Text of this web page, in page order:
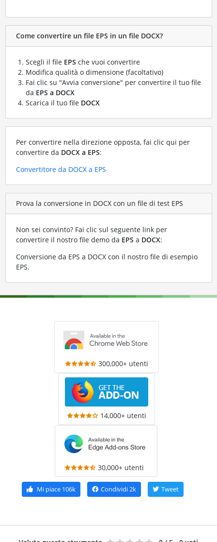
Come convertire un file EPS in un file DOCX?
Scegli il file EPS che vuoi convertire
Modifica qualità o dimensione (facoltativo)
Fai clic su "Avvia conversione" per convertire il tuo file
da EPS a DOCX
Scarica il tuo file DOCX
Per convertire nella direzione opposta, fai clic qui per
convertire da DOCX a EPS:
Convertitore da DOCX a EPS
Prova la conversione in DOCX con un file di test EPS
Non sei convinto? Fai clic sul seguente link per
convertire il nostro file demo da EPS a DOCX:
Conversione da EPS a DOCX con il nostro file di esempio
EPS.
300,000+ utenti
14,000+ utenti
30,000+ utenti
Mi piace 106k Condividi2k Tweet